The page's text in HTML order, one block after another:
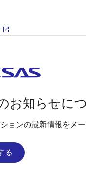
お知らせに
ョンの最新情報をメ
る